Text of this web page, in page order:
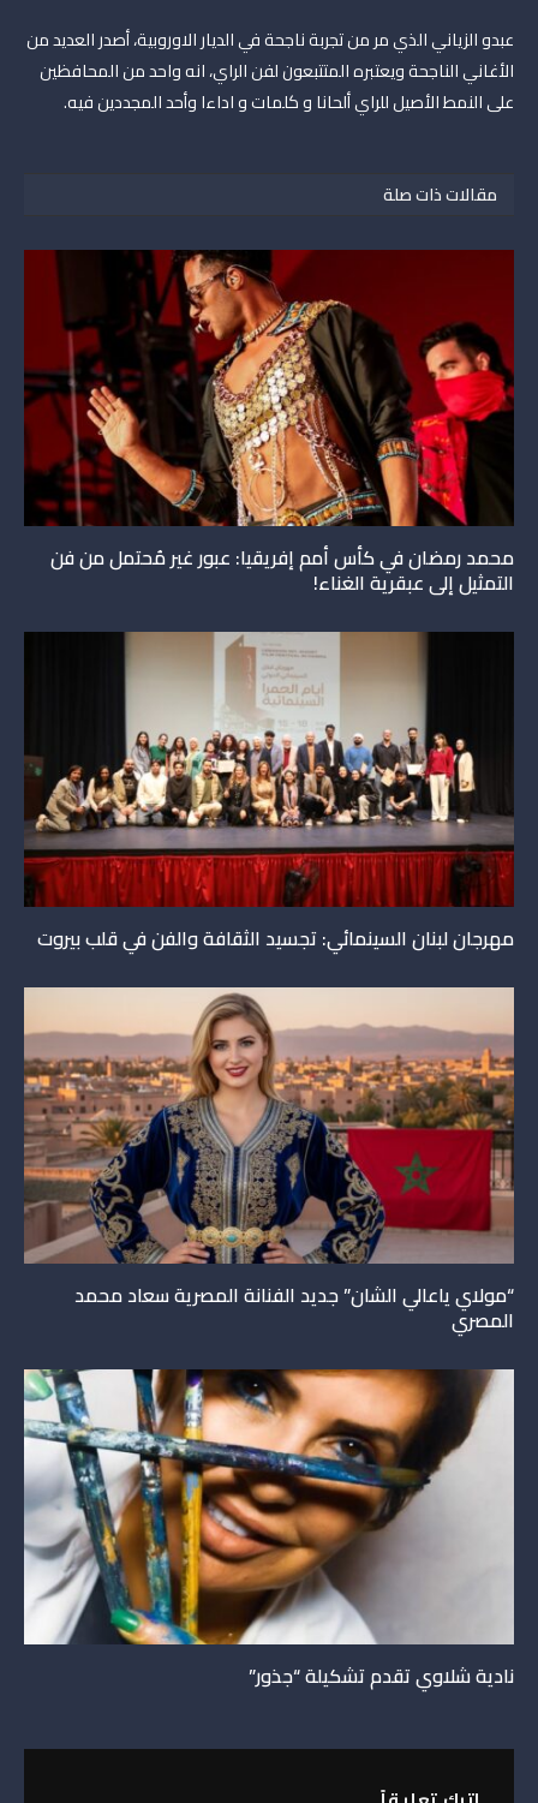
عبدو الزياني الذي مر من تجربة ناجحة في الديار الاوروبية، أصدر العديد من
الأغاني الناجحة ويعتبره المتتبعون لفن الراي، انه واحد من المحافظين
على النمط الأصيل للراي ألحانا و كلمات و اداءا وأحد المجددين فيه.
مقالات ذات صلة
محمد رمضان في كأس أمم إفريقيا: عبور غير مُحتمل من فن
التمثيل إلى عبقرية الغناء!
مهرجان لبنان السينمائي: تجسيد الثقافة والفن في قلب بيروت
“مولاي ياعالي الشان” جديد الفنانة المصرية سعاد محمد
المصري
نادية شلاوي تقدم تشكيلة “جذور”